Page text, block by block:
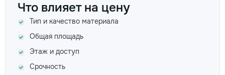
Что влияет на цену
Тип и качество материала
Общая площадь
Этаж и доступ
Срочность